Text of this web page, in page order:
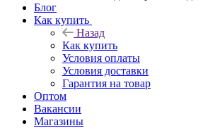
Блог
Как купить
Назад
Как купить
Условия оплаты
Условия доставки
Гарантия на товар
Оптом
Вакансии
Магазины